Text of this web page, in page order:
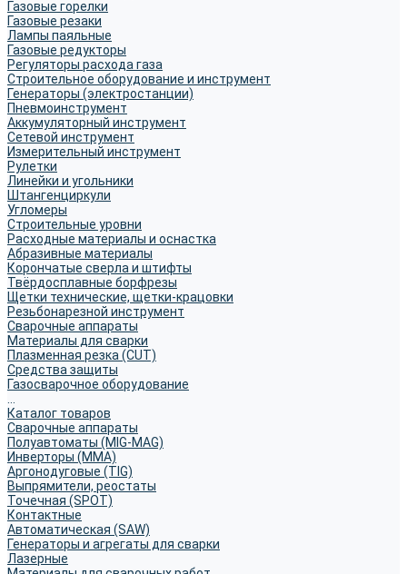
Газовые горелки
Газовые резаки
Лампы паяльные
Газовые редукторы
Регуляторы расхода газа
Строительное оборудование и инструмент
Генераторы (электростанции)
Пневмоинструмент
Аккумуляторный инструмент
Сетевой инструмент
Измерительный инструмент
Рулетки
Линейки и угольники
Штангенциркули
Угломеры
Строительные уровни
Расходные материалы и оснастка
Абразивные материалы
Корончатые сверла и штифты
Твёрдосплавные борфрезы
Щетки технические, щетки-крацовки
Резьбонарезной инструмент
Сварочные аппараты
Материалы для сварки
Плазменная резка (CUT)
Средства защиты
Газосварочное оборудование
Каталог товаров
Сварочные аппараты
Полуавтоматы (MIG-MAG)
Инверторы (MMA)
Аргонодуговые (TIG)
Выпрямители, реостаты
Точечная (SPOT)
Контактные
Автоматическая (SAW)
Генераторы и агрегаты для сварки
Лазерные